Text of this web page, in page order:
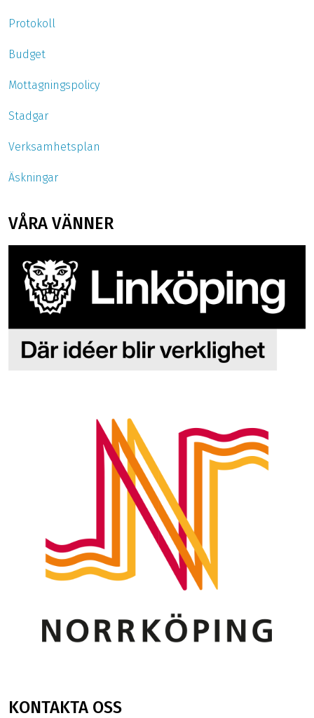
Protokoll
Budget
Mottagningspolicy
Stadgar
Verksamhetsplan
Äskningar
VÅRA VÄNNER
KONTAKTA OSS